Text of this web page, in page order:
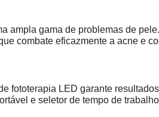
ampla gama de problemas de
combate eficazmente a acne e
fototerapia LED garante resultados
e seletor de tempo de